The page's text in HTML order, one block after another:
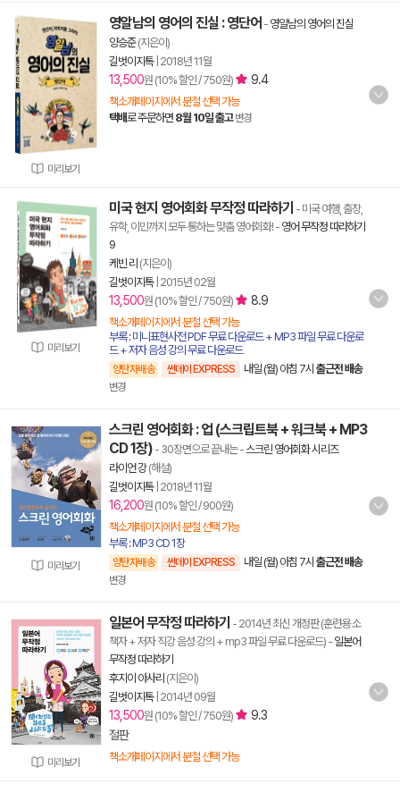
미리보기
영알남의 영어의 진실 : 영단어 - 영알남의 영어의 진실
양승준(지은이)
길벗이지톡| 2018년 11월
13,500원 (10% 할인 / 750원) 9.4
책소개페이지에서 분철 선택 가능
택배로 주문하면 8월 10일 출고 변경
미리보기
미국 현지 영어회화 무작정 따라하기 - 미국 여행, 출장,
유학, 이민까지 모두 통하는 맞춤 영어회화!- 영어 무작정 따라하기
9
케빈 리 (지은이)
길벗이지톡| 2015년 02월
13,500원 (10% 할인 / 750원) 8.9
책소개페이지에서 분철 선택 가능
부록 : 미니표현사전 PDF 무료 다운로드 + MP3 파일 무료 다운로
드 + 저자 음성 강의 무료 다운로드
양탄자배송 썬데이 EXPRESS 내일 (월) 아침 7시 출근전 배송
변경
미리보기
스크린 영어회화 : 업 (스크립트북 + 워크북 + MP3
CD 1장) - 30장면으로 끝내는-스크린 영어회화 시리즈
라이언 강(해설)
길벗이지톡| 2018년 11월
16,200원 (10% 할인 / 900원)
책소개페이지에서 분철 선택 가능
부록 : MP3 CD 1장
양탄자배송 썬데이 EXPRESS 내일 (월) 아침 7시 출근전 배송
변경
미리보기
일본어 무작정 따라하기 - 2014년 최신 개정판 (훈련용 소
책자 + 저자 직강 음성 강의 + mp3 파일 무료 다운로드) - 일본어
무작정 따라하기
후지이 아사리 (지은이)
길벗이지톡| 2014년 09월
13,500원 (10% 할인 / 750원)
9.3
절판
책소개페이지에서 분철 선택 가능